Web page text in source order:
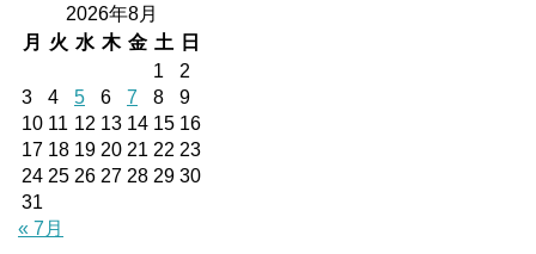
2026年8月
月
火 水 木 金 土
日
1
2
3
4 5 6 7 8
9
10 11 12 13 14 15 16
17 18 19 20 21 22 23
24 25 26 27 28 29 30
31
« 7月